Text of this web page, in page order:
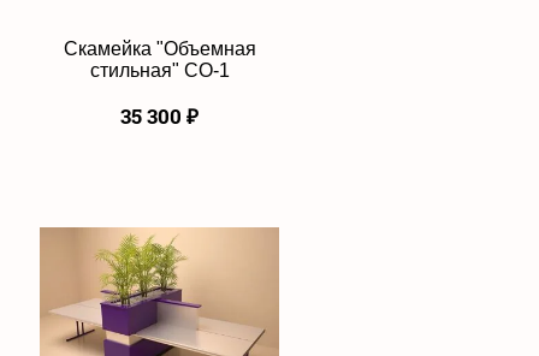
Скамейка "Объемная
стильная" СО-1
35 300 ₽